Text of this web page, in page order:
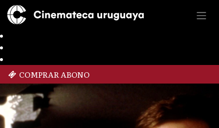
COMPRAR ABONO